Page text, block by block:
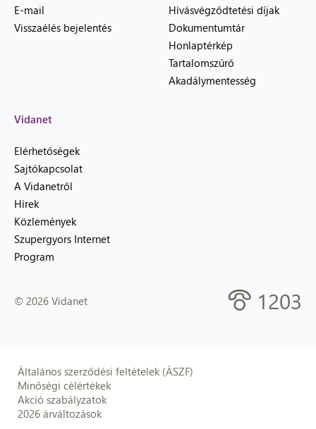
E-mail
Visszaélés bejelentés
Hívásvégződtetési díjak
Dokumentumtár
Honlaptérkép
Tartalomszűrő
Akadálymentesség
Vidanet
Elérhetőségek
Sajtókapcsolat
A Vidanetről
Hírek
Közlemények
Szupergyors Internet
Program
© 2026 Vidanet 1203
Általános szerződési feltételek (ÁSZF)
Minőségi célértékek
Akció szabályzatok
2026 árváltozások